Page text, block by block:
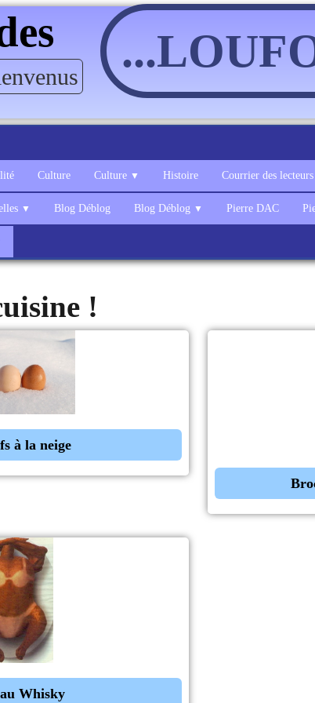
Culture Culture ▼ Histoire Courrier des lecteurs
▼ Blog Déblog Blog Déblog ▼ Pierre DAC
!
à la neige
Whisky